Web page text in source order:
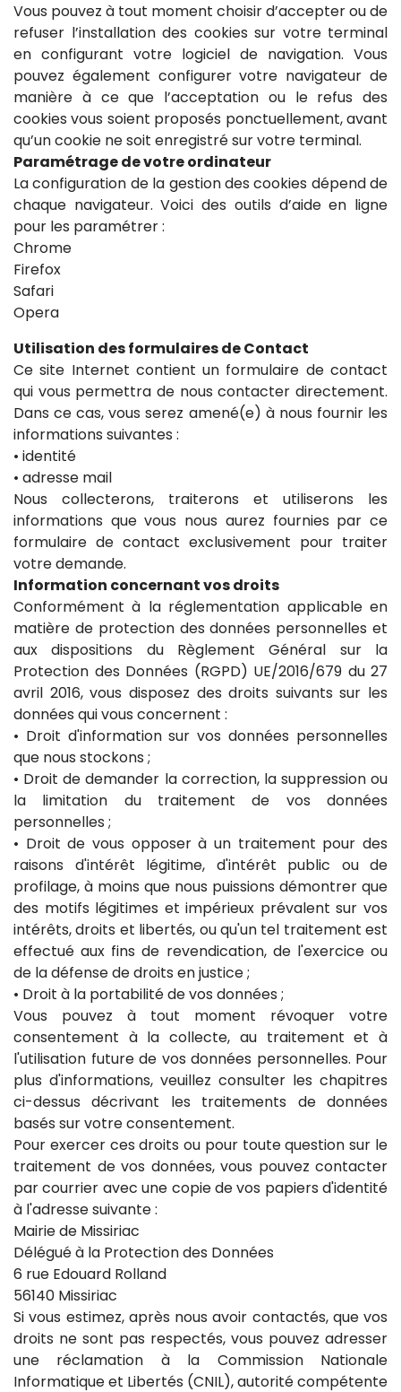
Vous pouvez à tout moment choisir d’accepter ou de
refuser l’installation des cookies sur votre terminal
en configurant votre logiciel de navigation. Vous
pouvez également configurer votre navigateur de
manière à ce que l’acceptation ou le refus des
cookies vous soient proposés ponctuellement, avant
qu’un cookie ne soit enregistré sur votre terminal.
Paramétrage de votre ordinateur
La configuration de la gestion des cookies dépend de
chaque navigateur. Voici des outils d’aide en ligne
pour les paramétrer :
Chrome
Firefox
Safari
Opera
Utilisation des formulaires de Contact
Ce site Internet contient un formulaire de contact
qui vous permettra de nous contacter directement.
Dans ce cas, vous serez amené(e) à nous fournir les
informations suivantes :
• identité
• adresse mail
Nous collecterons, traiterons et utiliserons les
informations que vous nous aurez fournies par ce
formulaire de contact exclusivement pour traiter
votre demande.
Information concernant vos droits
Conformément à la réglementation applicable en
matière de protection des données personnelles et
aux dispositions du Règlement Général sur la
Protection des Données (RGPD) UE/2016/679 du 27
avril 2016, vous disposez des droits suivants sur les
données qui vous concernent :
• Droit d'information sur vos données personnelles
que nous stockons ;
• Droit de demander la correction, la suppression ou
la limitation du traitement de vos données
personnelles ;
• Droit de vous opposer à un traitement pour des
raisons d'intérêt légitime, d'intérêt public ou de
profilage, à moins que nous puissions démontrer que
des motifs légitimes et impérieux prévalent sur vos
intérêts, droits et libertés, ou qu'un tel traitement est
effectué aux fins de revendication, de l'exercice ou
de la défense de droits en justice ;
• Droit à la portabilité de vos données ;
Vous pouvez à tout moment révoquer votre
consentement à la collecte, au traitement et à
l'utilisation future de vos données personnelles. Pour
plus d'informations, veuillez consulter les chapitres
ci-dessus décrivant les traitements de données
basés sur votre consentement.
Pour exercer ces droits ou pour toute question sur le
traitement de vos données, vous pouvez contacter
par courrier avec une copie de vos papiers d'identité
à l'adresse suivante :
Mairie de Missiriac
Délégué à la Protection des Données
6 rue Edouard Rolland
56140 Missiriac
Si vous estimez, après nous avoir contactés, que vos
droits ne sont pas respectés, vous pouvez adresser
une réclamation à la Commission Nationale
Informatique et Libertés (CNIL), autorité compétente